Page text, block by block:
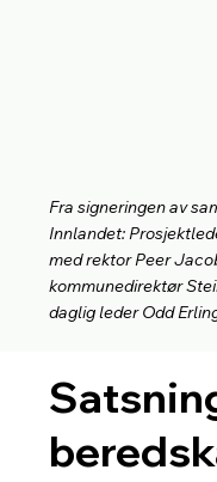
Fra signeringen av
Innlandet:
med rektor Peer
kommunedirektør
daglig leder Odd